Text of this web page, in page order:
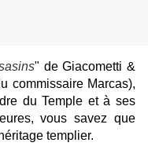
" de Giacometti &
commissaire Marcas),
du Temple et à ses
vous savez que
templier.